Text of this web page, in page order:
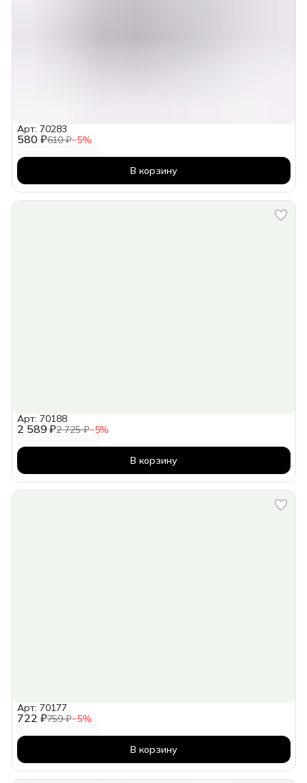
580 ₽610 ₽−5%
Арт: 70283
В корзину
2 589 ₽2 725 ₽−5%
Арт: 70188
В корзину
722 ₽759 ₽−5%
Арт: 70177
В корзину